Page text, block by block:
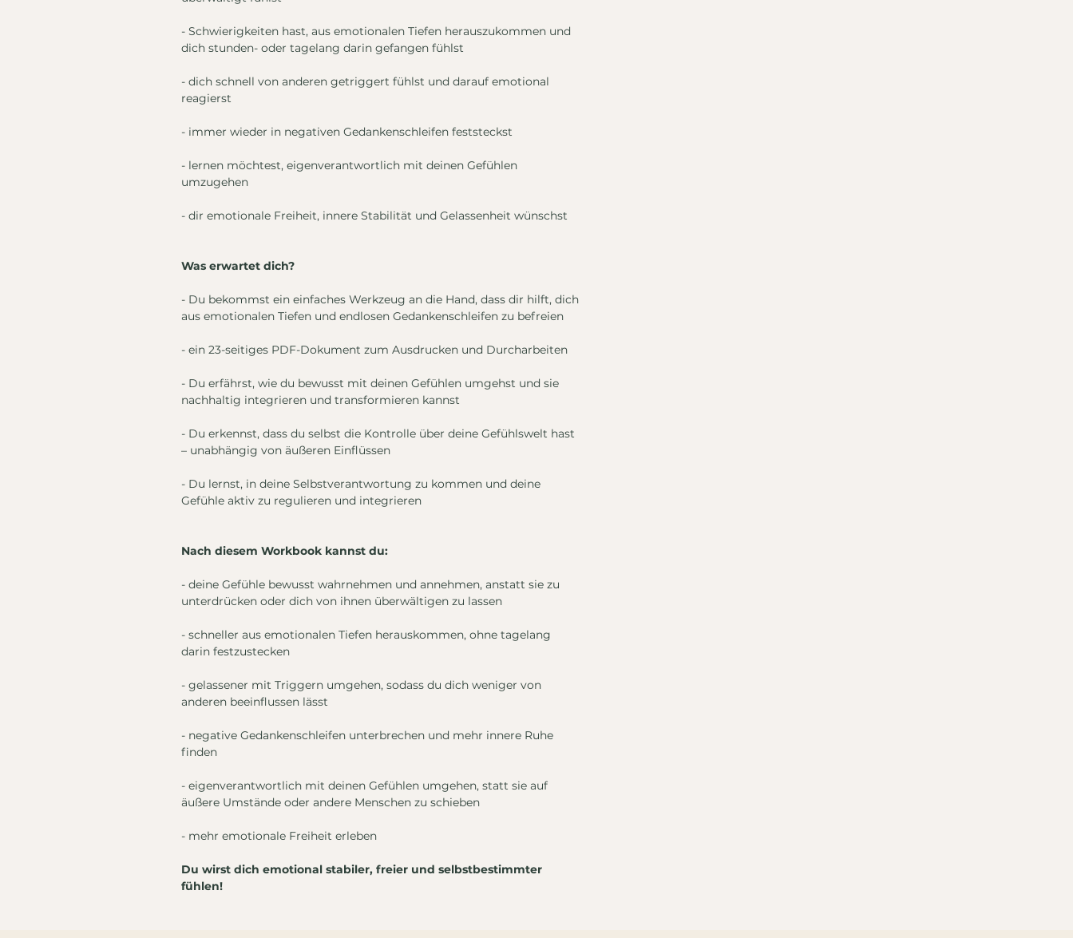
- Schwierigkeiten hast, aus emotionalen Tiefen herauszukommen und
dich stunden- oder tagelang darin gefangen fühlst
- dich schnell von anderen getriggert fühlst und darauf emotional
reagierst
- immer wieder in negativen Gedankenschleifen feststeckst
- lernen möchtest, eigenverantwortlich mit deinen Gefühlen
umzugehen
- dir emotionale Freiheit, innere Stabilität und Gelassenheit wünschst
Was erwartet dich?
- Du bekommst ein einfaches Werkzeug an die Hand, dass dir hilft, dich
aus emotionalen Tiefen und endlosen Gedankenschleifen zu befreien
- ein 23-seitiges PDF-Dokument zum Ausdrucken und Durcharbeiten
- Du erfährst, wie du bewusst mit deinen Gefühlen umgehst und sie
nachhaltig integrieren und transformieren kannst
- Du erkennst, dass du selbst die Kontrolle über deine Gefühlswelt hast
– unabhängig von äußeren Einflüssen
- Du lernst, in deine Selbstverantwortung zu kommen und deine
Gefühle aktiv zu regulieren und integrieren
Nach diesem Workbook kannst du:
- deine Gefühle bewusst wahrnehmen und annehmen, anstatt sie zu
unterdrücken oder dich von ihnen überwältigen zu lassen
- schneller aus emotionalen Tiefen herauskommen, ohne tagelang
darin festzustecken
- gelassener mit Triggern umgehen, sodass du dich weniger von
anderen beeinflussen lässt
- negative Gedankenschleifen unterbrechen und mehr innere Ruhe
finden
- eigenverantwortlich mit deinen Gefühlen umgehen, statt sie auf
äußere Umstände oder andere Menschen zu schieben
- mehr emotionale Freiheit erleben
Du wirst dich emotional stabiler, freier und selbstbestimmter
fühlen!